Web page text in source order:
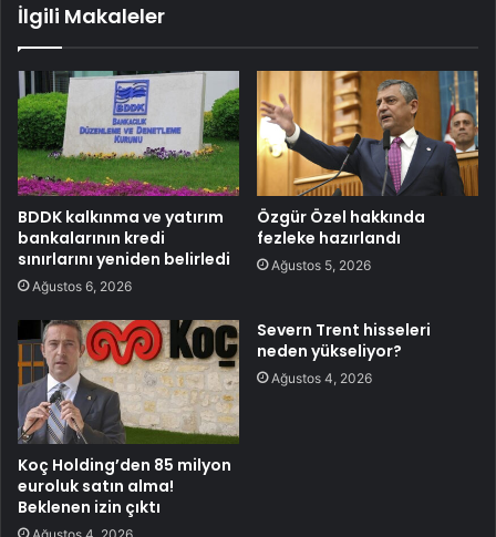
İlgili Makaleler
BDDK kalkınma ve yatırım
bankalarının kredi
sınırlarını yeniden belirledi
Ağustos 6, 2026
Özgür Özel hakkında
fezleke hazırlandı
Ağustos 5, 2026
Koç Holding’den 85 milyon
euroluk satın alma!
Beklenen izin çıktı
Severn Trent hisseleri
neden yükseliyor?
Ağustos 4, 2026